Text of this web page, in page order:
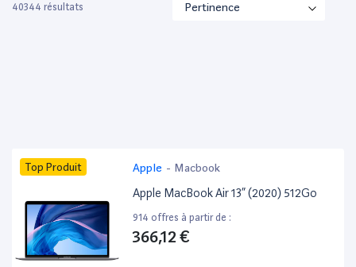
40344 résultats
Top Produit Apple - Macbook
Apple MacBook Air 13” (2020) 512Go
914 offres à partir de :
366,12 €